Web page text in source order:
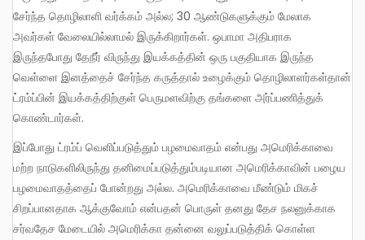
சேர்ந்த தொழிலாளி வர்க்கம் அல்ல; 30 ஆண்டுகளுக்கும் மேலாக
அவர்கள் வேலையில்லாமல் இருக்கிறார்கள். ஒபாமா அதிபராக
இருந்தபோது தேநீர் விருந்து இயக்கத்தின் ஒரு பகுதியாக இருந்த
வெள்ளை இனத்தைச் சேர்ந்த கருத்தால் உழைக்கும் தொழிலாளர்கள்தான்
ட்ரம்ப்பின் இயக்கத்திற்குள் பெருமளவிற்கு தங்களை அர்ப்பணித்துக்
கொண்டார்கள்.
இப்போது ட்ரம்ப் வெளிப்படுத்தும் பழமைவாதம் என்பது அமெரிக்காவை
மற்ற நாடுகளிலிருந்து தனிமைப்படுத்தும்படியான அமெரிக்காவின் பழைய
பழமைவாதத்தைப் போன்றது அல்ல. அமெரிக்காவை மீண்டும் மிகச்
சிறப்பானதாக ஆக்குவோம் என்பதன் பொருள் தனது தேச நலனுக்காக
சர்வதேச மேடையில் அமெரிக்கா தன்னை வலுப்படுத்திக் கொள்ள